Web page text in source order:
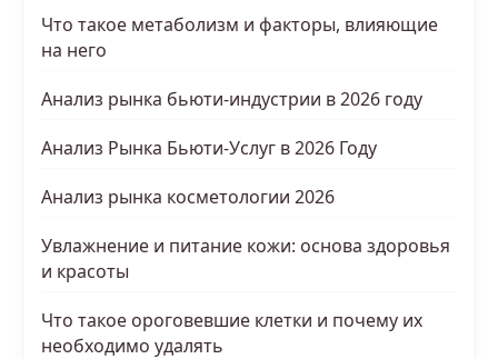
Что такое метаболизм и факторы, влияющие
на него
Анализ рынка бьюти-индустрии в 2026 году
Анализ Рынка Бьюти-Услуг в 2026 Году
Анализ рынка косметологии 2026
Увлажнение и питание кожи: основа здоровья
и красоты
Что такое ороговевшие клетки и почему их
необходимо удалять